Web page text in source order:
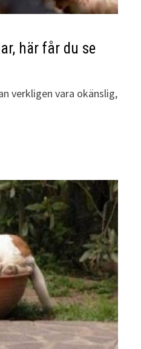
här får du se
verkligen vara okänslig,